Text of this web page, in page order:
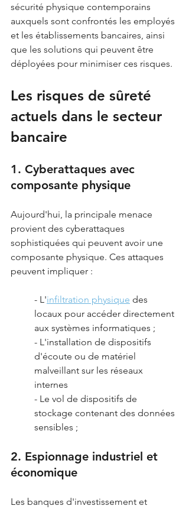
sécurité physique contemporains
auxquels sont confrontés les employés
et les établissements bancaires, ainsi
que les solutions qui peuvent être
déployées pour minimiser ces risques.
Les risques de sûreté
actuels dans le secteur
bancaire
1. Cyberattaques avec
composante physique
Aujourd'hui, la principale menace
provient des cyberattaques
sophistiquées qui peuvent avoir une
composante physique. Ces attaques
peuvent impliquer :
- L'infiltration physique des
locaux pour accéder directement
aux systèmes informatiques ;
- L'installation de dispositifs
d'écoute ou de matériel
malveillant sur les réseaux
internes
- Le vol de dispositifs de
stockage contenant des données
sensibles ;
2. Espionnage industriel et
économique
Les banques d'investissement et